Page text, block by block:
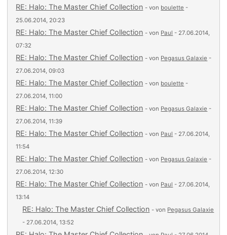
RE: Halo: The Master Chief Collection - von boulette -
25.06.2014, 20:23
RE: Halo: The Master Chief Collection - von Paul - 27.06.2014,
07:32
RE: Halo: The Master Chief Collection - von Pegasus Galaxie -
27.06.2014, 09:03
RE: Halo: The Master Chief Collection - von boulette -
27.06.2014, 11:00
RE: Halo: The Master Chief Collection - von Pegasus Galaxie -
27.06.2014, 11:39
RE: Halo: The Master Chief Collection - von Paul - 27.06.2014,
11:54
RE: Halo: The Master Chief Collection - von Pegasus Galaxie -
27.06.2014, 12:30
RE: Halo: The Master Chief Collection - von Paul - 27.06.2014,
13:14
RE: Halo: The Master Chief Collection - von Pegasus Galaxie
- 27.06.2014, 13:52